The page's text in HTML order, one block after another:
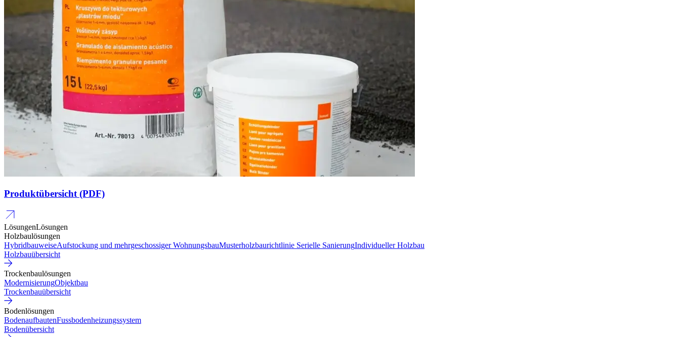
Produktübersicht (PDF)
LösungenLösungen
Holzbaulösungen
HybridbauweiseAufstockung und mehrgeschossiger WohnungsbauMusterholzbaurichtlinie Serielle SanierungIndividueller Holzbau
Holzbauübersicht
Trockenbaulösungen
ModernisierungObjektbau
Trockenbauübersicht
Bodenlösungen
BodenaufbautenFussbodenheizungssystem
Bodenübersicht